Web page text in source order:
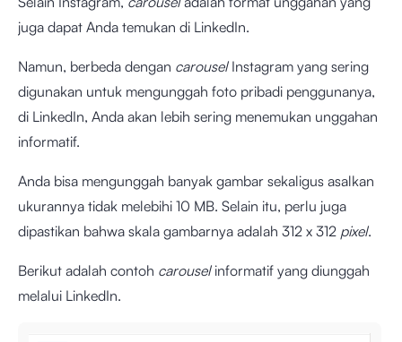
juga dapat Anda temukan di LinkedIn.
Namun, berbeda dengan carousel Instagram yang sering
digunakan untuk mengunggah foto pribadi penggunanya,
di LinkedIn, Anda akan lebih sering menemukan unggahan
informatif.
Anda bisa mengunggah banyak gambar sekaligus asalkan
ukurannya tidak melebihi 10 MB. Selain itu, perlu juga
dipastikan bahwa skala gambarnya adalah 312 x 312 pixel.
Berikut adalah contoh carousel informatif yang diunggah
melalui LinkedIn.